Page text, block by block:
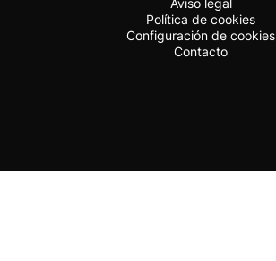
Aviso legal
Política de cookies
Configuración de cookies
Contacto